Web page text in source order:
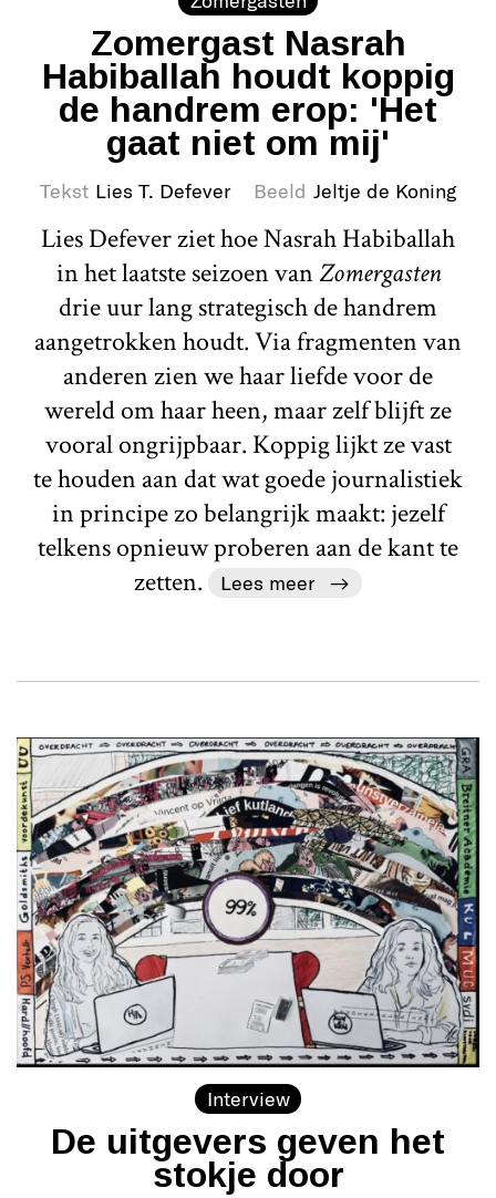
Zomergast Nasrah
Habiballah houdt koppig
de handrem erop: 'Het
gaat niet om mij'
Tekst Lies T. Defever Beeld Jeltje de Koning
Lies Defever ziet hoe Nasrah Habiballah
in het laatste seizoen vanZomergasten
drie uur lang strategisch de handrem
aangetrokken houdt. Via fragmenten van
anderen zien we haar liefde voor de
wereld om haar heen, maar zelf blijft ze
vooral ongrijpbaar. Koppig lijkt ze vast
te houden aan dat wat goede journalistiek
in principe zo belangrijk maakt: jezelf
telkens opnieuw proberen aan de kant te
zetten.
Lees meer
Interview
De uitgevers geven het
stokje door